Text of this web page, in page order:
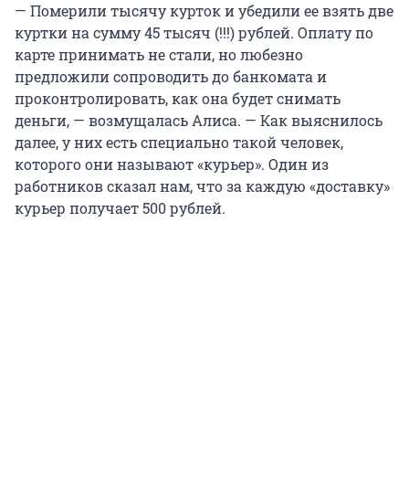
— Померили тысячу курток и убедили ее взять две
куртки на сумму 45 тысяч (!!!) рублей. Оплату по
карте принимать не стали, но любезно
предложили сопроводить до банкомата и
проконтролировать, как она будет снимать
деньги, — возмущалась Алиса. — Как выяснилось
далее, у них есть специально такой человек,
которого они называют «курьер». Один из
работников сказал нам, что за каждую «доставку»
курьер получает 500 рублей.